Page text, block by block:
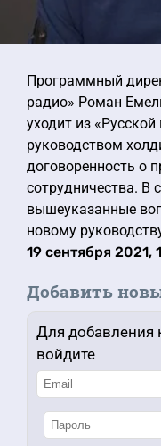
Программный
радио» Роман
уходит из
руководством
договоренность о
сотрудничества. В
вышеуказанные
новому
19 сентября 2021,
Добавить
Для добавления
войдите